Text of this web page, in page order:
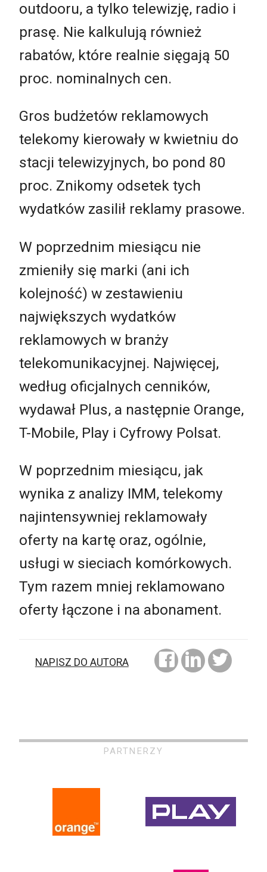
outdooru, a tylko telewizję, radio i
prasę. Nie kalkulują również
rabatów, które realnie sięgają 50
proc. nominalnych cen.
Gros budżetów reklamowych
telekomy kierowały w kwietniu do
stacji telewizyjnych, bo pond 80
proc. Znikomy odsetek tych
wydatków zasilił reklamy prasowe.
W poprzednim miesiącu nie
zmieniły się marki (ani ich
kolejność) w zestawieniu
największych wydatków
reklamowych w branży
telekomunikacyjnej. Najwięcej,
według oficjalnych cenników,
wydawał Plus, a następnie Orange,
T-Mobile, Play i Cyfrowy Polsat.
W poprzednim miesiącu, jak
wynika z analizy IMM, telekomy
najintensywniej reklamowały
oferty na kartę oraz, ogólnie,
usługi w sieciach komórkowych.
Tym razem mniej reklamowano
oferty łączone i na abonament.
NAPISZ DO AUTORA
PARTNERZY